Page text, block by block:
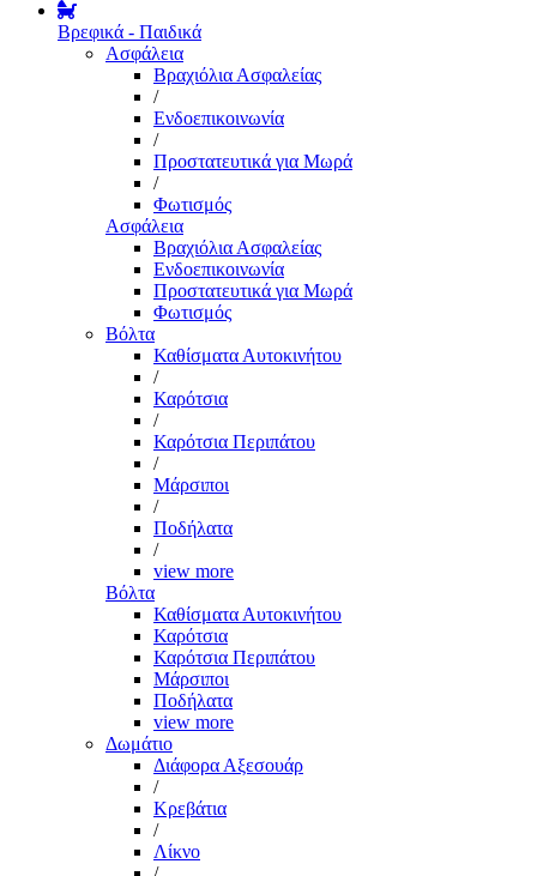
Βρεφικά - Παιδικά
Ασφάλεια
Βραχιόλια Ασφαλείας
/
Ενδοεπικοινωνία
/
Προστατευτικά για Μωρά
/
Φωτισμός
Ασφάλεια
Βραχιόλια Ασφαλείας
Ενδοεπικοινωνία
Προστατευτικά για Μωρά
Φωτισμός
Βόλτα
Καθίσματα Αυτοκινήτου
/
Καρότσια
/
Καρότσια Περιπάτου
/
Μάρσιποι
/
Ποδήλατα
/
view more
Βόλτα
Καθίσματα Αυτοκινήτου
Καρότσια
Καρότσια Περιπάτου
Μάρσιποι
Ποδήλατα
view more
Δωμάτιο
Διάφορα Αξεσουάρ
/
Κρεβάτια
/
Λίκνο